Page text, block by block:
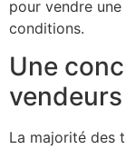
pour vendre
conditions.
Une
vendeurs
La majorité des